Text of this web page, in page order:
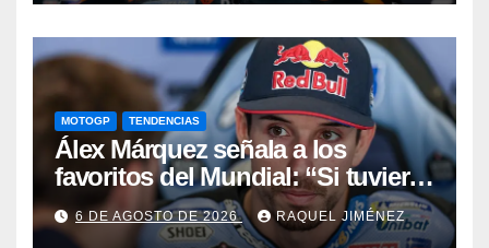
MOTOGP TENDENCIAS
Álex Márquez señala a los
favoritos del Mundial: “Si tuviera
que apostar mi dinero, ya sabéis
por quién sería”
6 DE AGOSTO DE 2026 RAQUEL JIMÉNEZ